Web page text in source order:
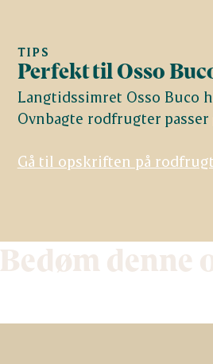
TIPS
Perfekt til Osso
Langtidssimret Osso Buco
Ovnbagte rodfrugter
Gå til opskriften på
Bedøm denne